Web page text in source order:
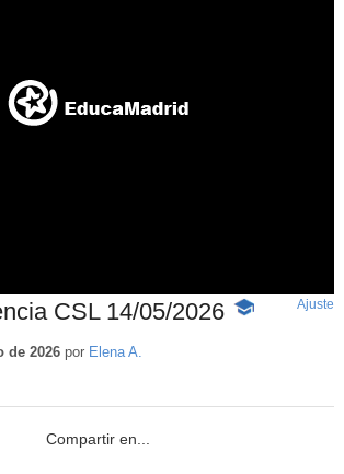
CSL 14/05/2026 -
Ajuste
de 2026por Elena A.